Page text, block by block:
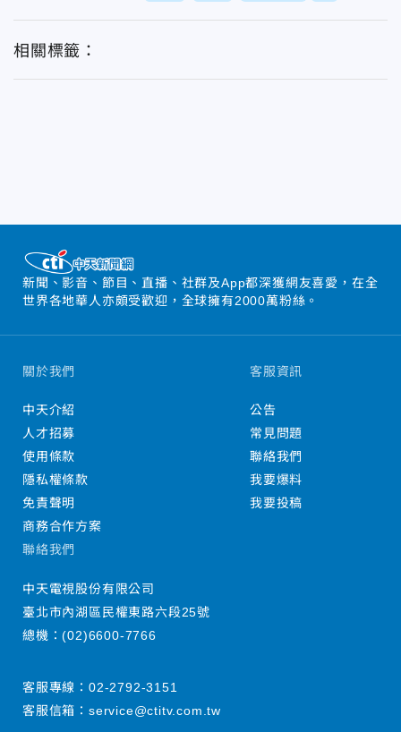
相關標籤：
新聞、影音、節目、直播、社群及App都深獲網友喜愛，在全
世界各地華人亦頗受歡迎，全球擁有2000萬粉絲。
關於我們
中天介紹
人才招募
使用條款
隱私權條款
免責聲明
商務合作方案
客服資訊
公告
常見問題
聯絡我們
我要爆料
我要投稿
聯絡我們
中天電視股份有限公司
臺北市內湖區民權東路六段25號
總機：(02)6600-7766
客服專線： 02-2792-3151
客服信箱： service@ctitv.com.tw